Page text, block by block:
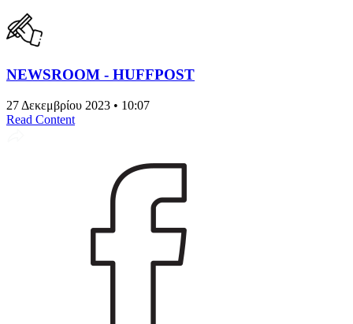
NEWSROOM - HUFFPOST
27 Δεκεμβρίου 2023 • 10:07
Read Content